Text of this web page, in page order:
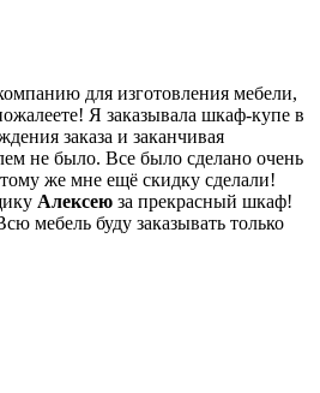
для изготовления мебели,
Я заказывала шкаф-купе в
заказа и заканчивая
не было. Все было сделано очень
же мне ещё скидку сделали!
Алексею за прекрасный шкаф!
мебель буду заказывать только